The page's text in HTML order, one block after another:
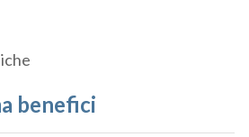
benefici